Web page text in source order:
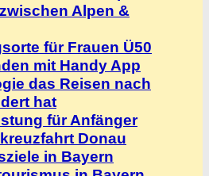
Alpen &
für Frauen Ü50
mit Handy App
das Reisen nach
hat
für Anfänger
Donau
in Bayern